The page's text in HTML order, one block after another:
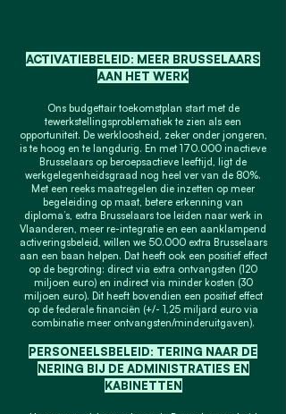
ACTIVATIEBELEID: MEER BRUSSELAARS
AAN HET WERK
Ons budgettair toekomstplan start met de
tewerkstellingsproblematiek te zien als een
opportuniteit. De werkloosheid, zeker onder jongeren,
is te hoog en te langdurig. En met 170.000 inactieve
Brusselaars op beroepsactieve leeftijd, ligt de
werkgelegenheidsgraad nog heel ver van de 80%.
Met een reeks maatregelen die inzetten op meer
begeleiding op maat, betere erkenning van
diploma’s, extra Brusselaars toe leiden naar werk in
Vlaanderen, meer re-integratie en een aanklampend
activeringsbeleid, willen we 50.000 extra Brusselaars
aan een baan helpen. Dat heeft ook een positief effect
op de begroting: direct via extra ontvangsten (120
miljoen euro) en indirect via minder kosten (30
miljoen euro). Dit heeft bovendien een positief effect
op de federale financiën (+/- 1,25 miljard euro via
combinatie meer ontvangsten/minderuitgaven).
PERSONEELSBELEID: TERING NAAR DE
NERING BIJ DE ADMINISTRATIES EN
KABINETTEN